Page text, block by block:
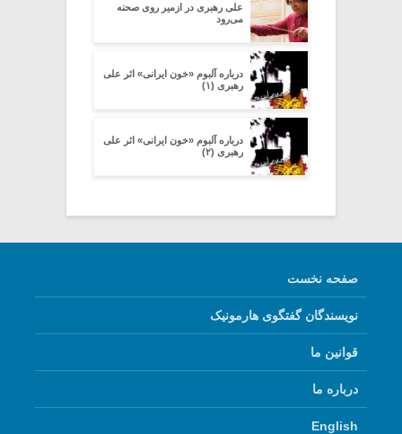
علی رهبری در ازمیر روی صحنه
می‌رود
درباره آلبوم «خون ایرانی» اثر علی
رهبری (۱)
درباره آلبوم «خون ایرانی» اثر علی
رهبری (۲)
صفحه نخست
نویسندگان گفتگوی هارمونیک
قوانین ما
درباره ما
English